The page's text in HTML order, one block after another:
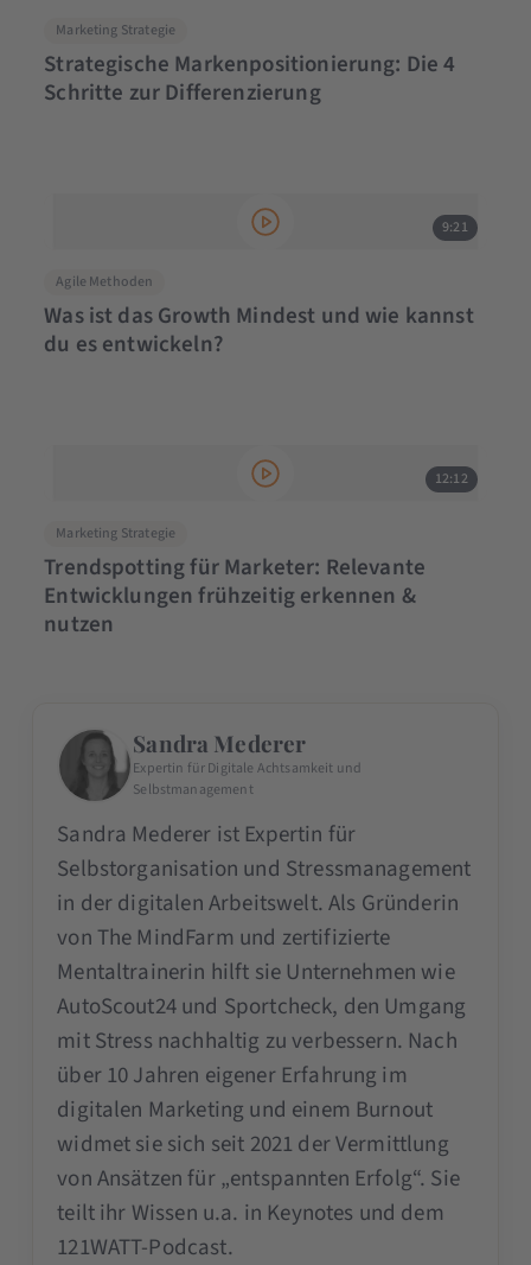
Marketing Strategie
Strategische Markenpositionierung: Die 4
Schritte zur Differenzierung
9:21
Agile Methoden
Was ist das Growth Mindest und wie kannst
du es entwickeln?
12:12
Marketing Strategie
Trendspotting für Marketer: Relevante
Entwicklungen frühzeitig erkennen &
nutzen
Sandra Mederer
Expertin für Digitale Achtsamkeit und
Selbstmanagement
Sandra Mederer ist Expertin für
Selbstorganisation und Stressmanagement
in der digitalen Arbeitswelt. Als Gründerin
von The MindFarm und zertifizierte
Mentaltrainerin hilft sie Unternehmen wie
AutoScout24 und Sportcheck, den Umgang
mit Stress nachhaltig zu verbessern. Nach
über 10 Jahren eigener Erfahrung im
digitalen Marketing und einem Burnout
widmet sie sich seit 2021 der Vermittlung
von Ansätzen für „entspannten Erfolg“. Sie
teilt ihr Wissen u.a. in Keynotes und dem
121WATT-Podcast.